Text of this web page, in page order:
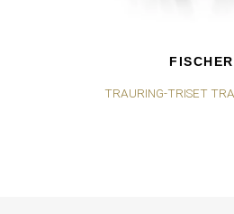
FISCHER
TRAURING-TRISET